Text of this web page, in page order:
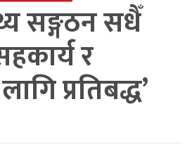
सङ्गठन सधैँ
र
प्रतिबद्ध’